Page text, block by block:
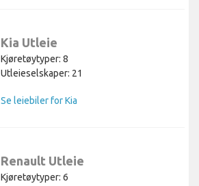
Kia Utleie
Kjøretøytyper: 8
Utleieselskaper: 21
Se leiebiler for Kia
Renault Utleie
Kjøretøytyper: 6